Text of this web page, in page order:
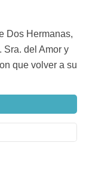
Dos Hermanas,
Sra. del Amor y
que volver a su